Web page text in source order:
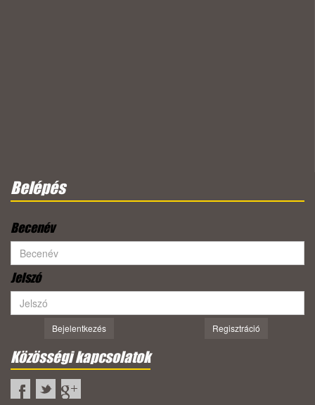
Belépés
Becenév
Jelszó
Bejelentkezés Regisztráció
Közösségi kapcsolatok